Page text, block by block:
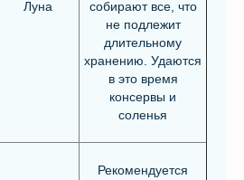
Луна
собирают все, что
не подлежит
длительному
хранению. Удаются
в это время
консервы и
соленья
Рекомендуется